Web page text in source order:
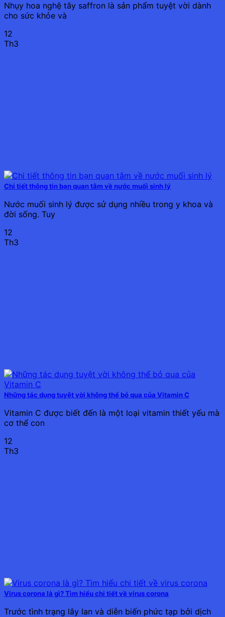
Nhụy hoa nghệ tây saffron là sản phẩm tuyệt vời dành
cho sức khỏe và
12
Th3
Chi tiết thông tin bạn quan tâm về nước muối sinh lý
Nước muối sinh lý được sử dụng nhiều trong y khoa và
đời sống. Tuy
12
Th3
Những tác dụng tuyệt vời không thể bỏ qua của Vitamin C
Vitamin C được biết đến là một loại vitamin thiết yếu mà
cơ thể con
12
Th3
Virus corona là gì? Tìm hiểu chi tiết về virus corona
Trước tình trạng lây lan và diễn biến phức tạp bởi dịch